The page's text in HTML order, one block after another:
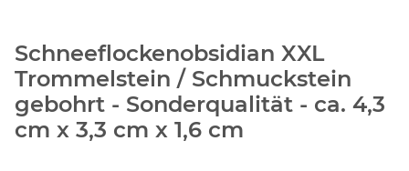
Schneeflockenobsidian XXL
Trommelstein / Schmuckstein
gebohrt - Sonderqualität - ca. 4,3
cm x 3,3 cm x 1,6 cm